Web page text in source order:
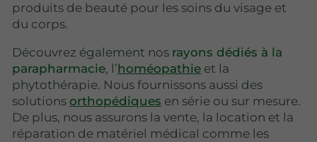
produits de beauté pour les soins du visage et
du corps.
Découvrez également nos rayons dédiés à la
parapharmacie, l’homéopathie et la
phytothérapie. Nous fournissons aussi des
solutions orthopédiques en série ou sur mesure.
De plus, nous assurons la vente, la location et la
réparation de matériel médical comme les